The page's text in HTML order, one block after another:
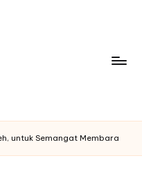
untuk Semangat Membara